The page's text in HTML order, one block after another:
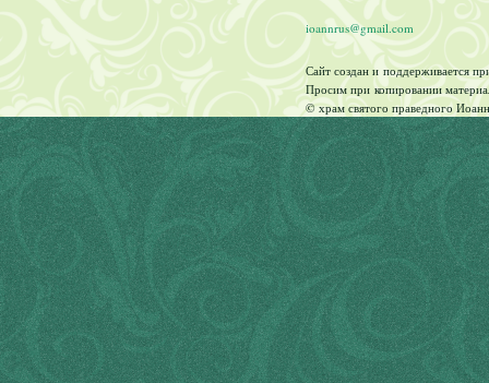
ioannrus@gmail.com
Сайт создан и поддерживается
Просим при копировании
© храм святого праведного